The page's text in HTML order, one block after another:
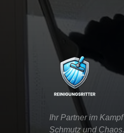
Ihr Partner im
Schmutz und Chaos.